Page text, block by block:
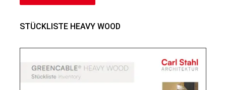
STÜCKLISTE HEAVY WOOD